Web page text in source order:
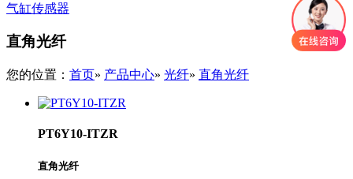
气缸传感器
直角光纤
您的位置： 首页» 产品中心» 光纤» 直角光纤
PT6Y10-ITZR
直角光纤